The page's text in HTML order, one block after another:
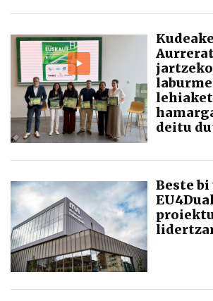
jartzeko
deitu
Beste